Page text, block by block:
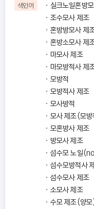
색인어
실크노일혼방
조수모사 제조
혼방방모사 제
혼방소모사 제
마모사 제조
마모방적사 제
모방적
모방적사 제조
모사방적
모사 제조(모
모혼방사 제조
방모사 제조
섬수모 노일
섬수모방적사
섬수모사 제조
소모사 제조
수모 제조(양